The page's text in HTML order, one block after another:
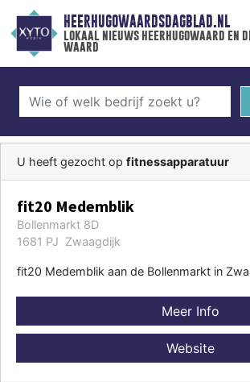
HEERHUGOWAARDSDAGBLAD.NL
lokaal nieuws heerhugowaard en
waard
U heeft gezocht op fitnessapparatuur
fit20 Medemblik
Bollenmarkt 8D
1681 PJ Zwaagdijk
fit20 Medemblik aan de Bollenmarkt in
Meer Info
Website